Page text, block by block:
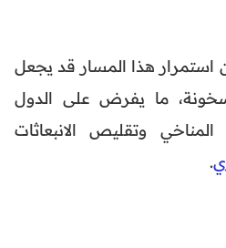
استمرار هذا المسار قد يجعل
سخونة، ما يفرض على الدول
وتقليص الانبعاثات
.